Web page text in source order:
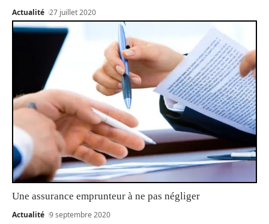
Actualité 27 juillet 2020
Une assurance emprunteur à ne pas négliger
Actualité 9 septembre 2020